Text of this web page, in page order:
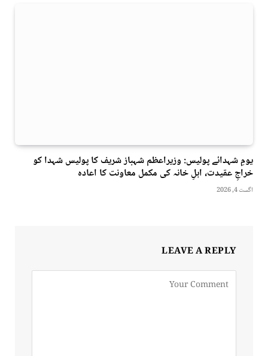
یومِ شہدائے پولیس: وزیراعظم شہباز شریف کا پولیس شہدا کو
خراجِ عقیدت، اہلِ خانہ کی مکمل معاونت کا اعادہ
اگست 4, 2026
LEAVE A REPLY